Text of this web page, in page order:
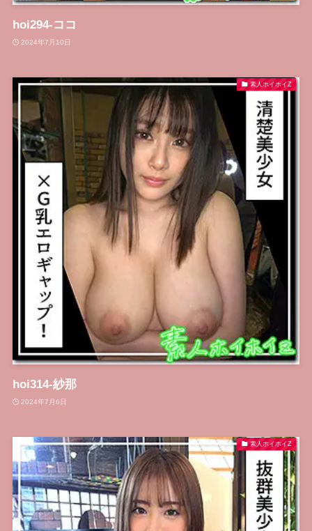
hoi294-ココ
2024年7月10日
素人ホイホイZ
hoi314-紗那
2024年7月6日
素人ホイホイZ